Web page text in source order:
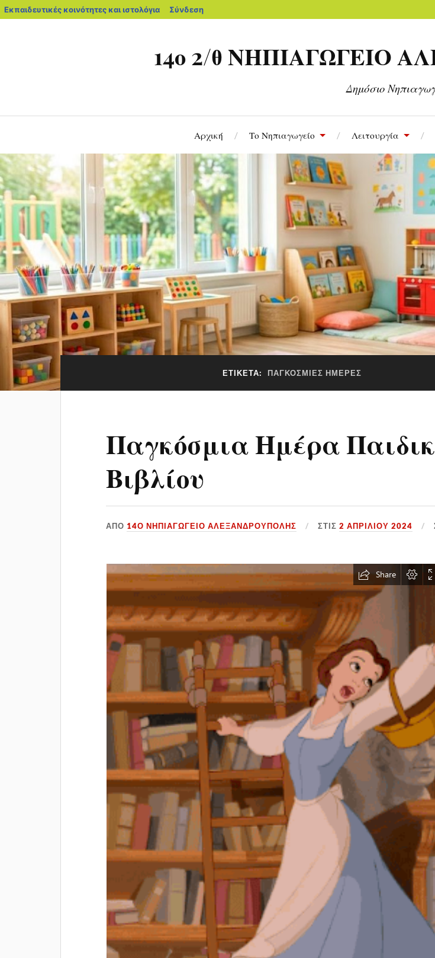
Εκπαιδευτικές κοινότητες και ιστολόγια Σύνδεση
14ο 2/θ ΝΗΠΙΑΓΩΓΕΙΟ
Δημόσιο
Αρχική Το Νηπιαγωγείο Λειτουργία
ΕΤΙΚΈΤΑ: ΠΑΓΚΟΣΜΙΕΣ ΗΜΕΡΕΣ
Παγκόσμια Ημέρα
Βιβλίου
ΑΠΌ 14Ο ΝΗΠΙΑΓΩΓΕΙΟ ΑΛΕΞΑΝΔΡΟΥΠΟΛΗΣ ΣΤΙΣ2 ΑΠΡΙΛΊΟΥ 2024